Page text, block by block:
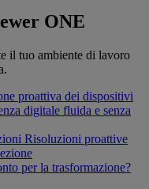
ONE
il tuo ambiente di lavoro
proattiva dei dispositivi
digitale fluida e senza
Risoluzioni proattive
per la trasformazione?